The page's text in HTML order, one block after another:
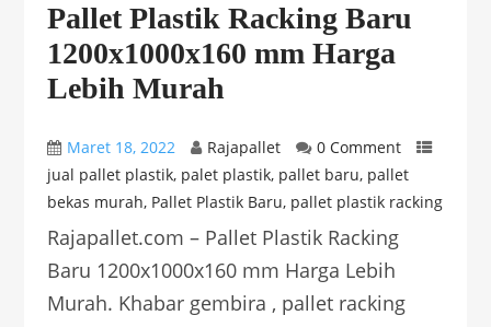
Pallet Plastik Racking Baru
1200x1000x160 mm Harga
Lebih Murah
Maret 18, 2022 Rajapallet
0 Comment
jual pallet plastik, palet plastik, pallet baru, pallet
bekas murah, Pallet Plastik Baru, pallet plastik racking
Rajapallet.com – Pallet Plastik Racking
Baru 1200x1000x160 mm Harga Lebih
Murah. Khabar gembira , pallet racking